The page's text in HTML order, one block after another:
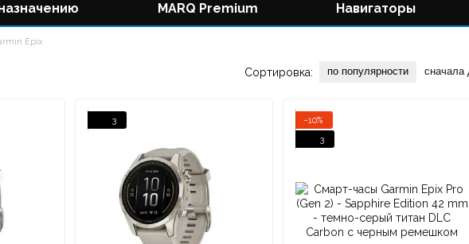
MARQ Premium Навигаторы
Epix
Сортировка: по популярности сначала
3
−10%
3